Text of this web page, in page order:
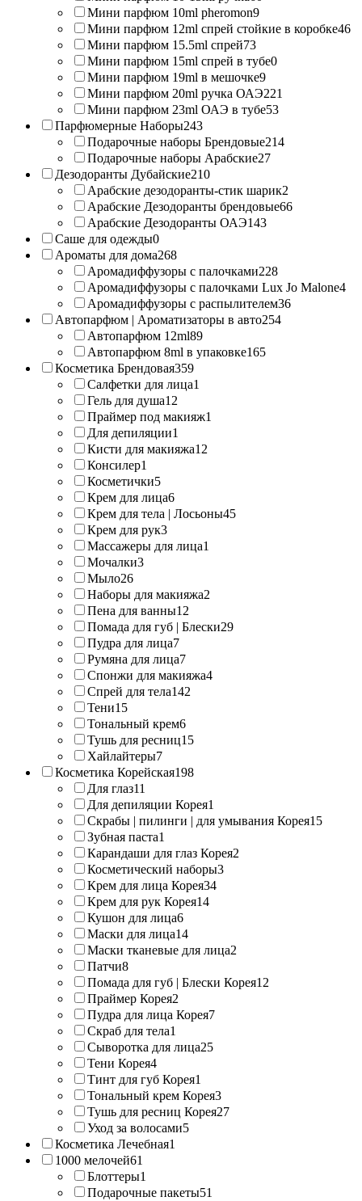
Мини парфюм 10ml pheromon9
Мини парфюм 12ml спрей стойкие в коробке46
Мини парфюм 15.5ml спрей73
Мини парфюм 15ml спрей в тубе0
Мини парфюм 19ml в мешочке9
Мини парфюм 20ml ручка ОАЭ221
Мини парфюм 23ml ОАЭ в тубе53
Парфюмерные Наборы243
Подарочные наборы Брендовые214
Подарочные наборы Арабские27
Дезодоранты Дубайские210
Арабские дезодоранты-стик шарик2
Арабские Дезодоранты брендовые66
Арабские Дезодоранты ОАЭ143
Саше для одежды0
Ароматы для дома268
Аромадиффузоры с палочками228
Аромадиффузоры с палочками Lux Jo Malone4
Аромадиффузоры с распылителем36
Автопарфюм | Ароматизаторы в авто254
Автопарфюм 12ml89
Автопарфюм 8ml в упаковке165
Косметика Брендовая359
Салфетки для лица1
Гель для душа12
Праймер под макияж1
Для депиляции1
Кисти для макияжа12
Консилер1
Косметички5
Крем для лица6
Крем для тела | Лосьоны45
Крем для рук3
Массажеры для лица1
Мочалки3
Мыло26
Наборы для макияжа2
Пена для ванны12
Помада для губ | Блески29
Пудра для лица7
Румяна для лица7
Спонжи для макияжа4
Спрей для тела142
Тени15
Тональный крем6
Тушь для ресниц15
Хайлайтеры7
Косметика Корейская198
Для глаз11
Для депиляции Корея1
Скрабы | пилинги | для умывания Корея15
Зубная паста1
Карандаши для глаз Корея2
Косметический наборы3
Крем для лица Корея34
Крем для рук Корея14
Кушон для лица6
Маски для лица14
Маски тканевые для лица2
Патчи8
Помада для губ | Блески Корея12
Праймер Корея2
Пудра для лица Корея7
Скраб для тела1
Сыворотка для лица25
Тени Корея4
Тинт для губ Корея1
Тональный крем Корея3
Тушь для ресниц Корея27
Уход за волосами5
Косметика Лечебная1
1000 мелочей61
Блоттеры1
Подарочные пакеты51